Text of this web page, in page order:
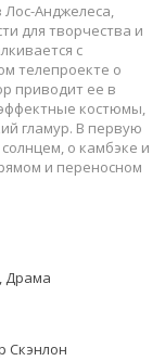
Лос-Анджелеса,
для творчества и
с
телепроекте о
приводит ее в
костюмы,
гламур. В первую
о камбэке и
и переносном
Драма
Скэнлон